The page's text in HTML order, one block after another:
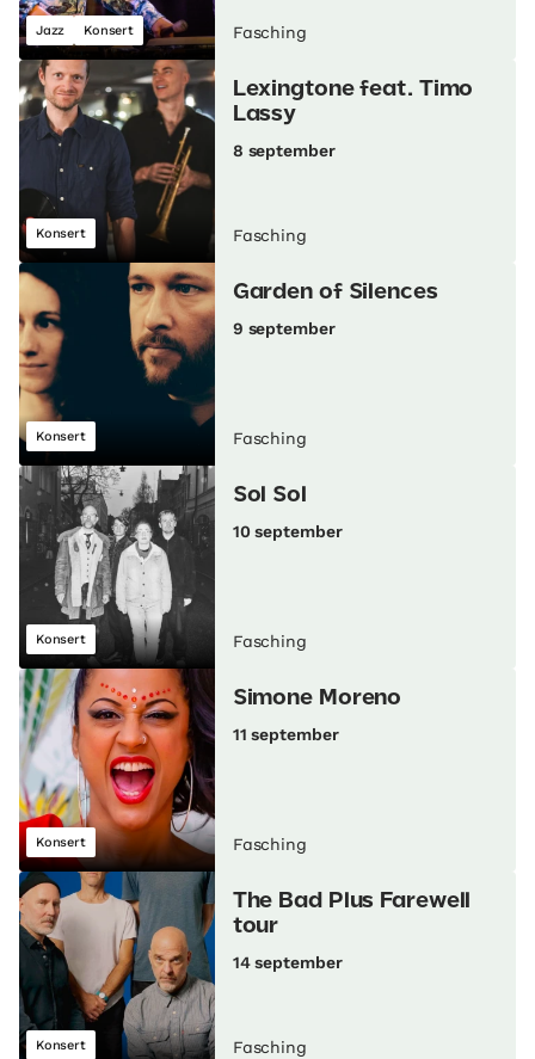
Jazz Konsert Fasching
Konsert
Lexingtone feat. Timo
Lassy
8 september
Fasching
Konsert
Garden of Silences
9 september
Fasching
Konsert
Sol Sol
10 september
Fasching
Konsert
Simone Moreno
11 september
Fasching
Konsert
The Bad Plus Farewell
tour
14 september
Fasching